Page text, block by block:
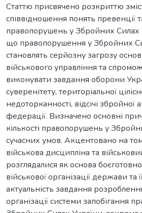
Статтю присвячено розкриттю
співвідношення понять превенції
правопорушень у Збройних Силах
що правопорушення у Збройних
становлять серйозну загрозу
військового управління та
виконувати завдання оборони
суверенітету, територіальної
недоторканності, відсічі збройної
федерації. Визначено основні
кількості правопорушень у
сучасних умов. Акцентовано на
військова дисципліна та
розглядалися як основа
військової організації держави та
актуальність завдання
організації системи запобігання